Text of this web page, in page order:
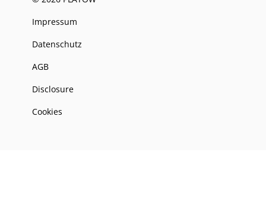
Impressum
Datenschutz
AGB
Disclosure
Cookies